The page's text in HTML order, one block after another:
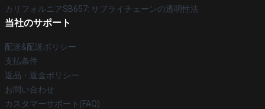
カリフォルニアSB657: サプライチェーンの透明性法
当社のサポート
配送&配送ポリシー
支払条件
返品・返金ポリシー
お問い合わせ
カスタマーサポート(FAQ)